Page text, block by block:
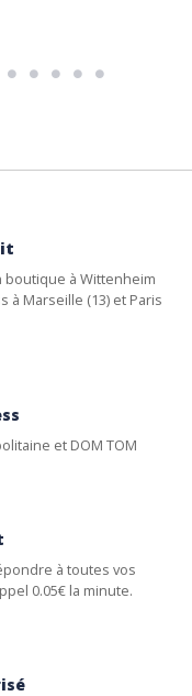
boutique à Wittenheim
à Marseille (13) et Paris
et DOM TOM
à toutes vos
0.05€ la minute.